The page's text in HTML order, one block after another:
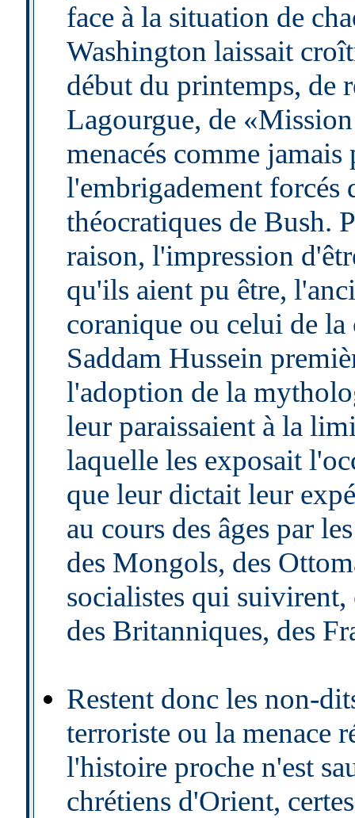
face à la situation de
Washington laissait
début du printemps, de
Lagourgue, de
menacés comme
l'embrigadement forcés
théocratiques de Bush.
raison, l'impression
qu'ils aient pu être,
coranique ou celui de
Saddam Hussein
l'adoption de la
leur paraissaient à la
laquelle les exposait
que leur dictait leur
au cours des âges par
des Mongols, des
socialistes qui suivirent,
des Britanniques, des
Restent donc les non-
terroriste ou la menace
l'histoire proche n'est
chrétiens d'Orient,